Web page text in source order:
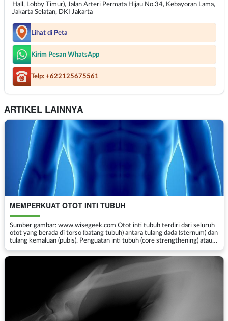
Hall, Lobby Timur), Jalan Arteri Permata Hijau No.34, Kebayoran Lama,
Jakarta Selatan, DKI Jakarta
Lihat di Peta
Kirim Pesan WhatsApp
Telp: +622125675561
ARTIKEL LAINNYA
MEMPERKUAT OTOT INTI TUBUH
Sumber gambar: www.wisegeek.com Otot inti tubuh terdiri dari seluruh
otot yang berada di torso (batang tubuh) antara tulang dada (sternum) dan
tulang kemaluan (pubis). Penguatan inti tubuh (core strengthening) atau